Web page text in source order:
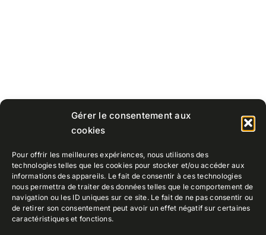
Gérer le consentement aux
cookies
Pour offrir les meilleures expériences, nous utilisons des
technologies telles que les cookies pour stocker et/ou accéder aux
informations des appareils. Le fait de consentir à ces technologies
nous permettra de traiter des données telles que le comportement de
navigation ou les ID uniques sur ce site. Le fait de ne pas consentir ou
de retirer son consentement peut avoir un effet négatif sur certaines
caractéristiques et fonctions.